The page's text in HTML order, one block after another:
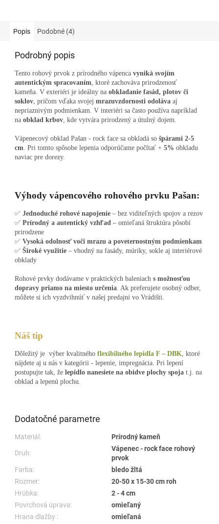
Popis Podobné (4)
Podrobný popis
Tento rohový prvok z prírodného vápenca vyniká svojím
autentickým spracovaním, ktoré zachováva prirodzenosť
kameňa. V exteriéri je ideálny na obkladanie fasád, plotov či
soklov, pričom vďaka svojej mrazuvzdornosti odoláva aj
nepriaznivým podmienkam. V interiéri sa často používa napríklad
na obklad krbov, kde vytvára prirodzený a útulný dojem.
Vápenecový obklad Pašan - rock face sa obkladá so špárami 2-5
cm. Pri tomto spôsobe lepenia odporúčame počítať + 5% obkladu
naviac pre dorezy.
Výhody vápencového rohového prvku Pašan:
✅ Jednoduché rohové napojenie – bez viditeľných spojov a rezov
✅ Prírodný a autentický vzhľad – omieľaná štruktúra pôsobí
prirodzene
✅ Vysoká odolnosť voči mrazu a poveternostným podmienkam
✅ Široké využitie – vhodný na fasády, múriky, sokle aj interiérové
obklady
Rohové prvky dodávame v praktických baleniach s možnosťou
dopravy priamo na miesto určenia. Ak preferujete osobný odber,
môžete si ich vyzdvihnúť v našej predajni vo Vrádišti.
Náš tip
Dôležitý je výber kvalitného flexibilného lepidla F – DBK , ktoré
nájdete aj u nás v kategórii - lepenie, impregnácia. Pri lepení
postupujte tak, že lepidlo nanesiete na obidve plochy spoja t.j. na
obklad a lepenú plochu.
Dodatočné parametre
Materiál: Prírodný kameň
Druh:
Vápenec - rock face rohový
prvok
Farba:
bledo žltá
Rozmer:
20-50 x 15-30 cm roh
Hrúbka:
2 - 4 cm
Povrchová úprava:
omieľaný
Hrana dlažby :
omieľaná